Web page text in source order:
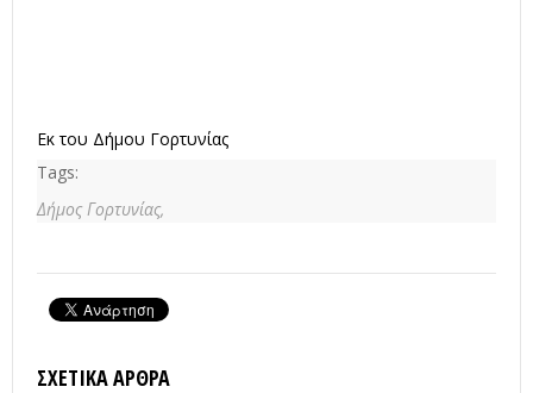
Εκ του Δήμου Γορτυνίας
Tags:
Δήμος Γορτυνίας,
ΣΧΕΤΙΚΆ ΆΡΘΡΑ